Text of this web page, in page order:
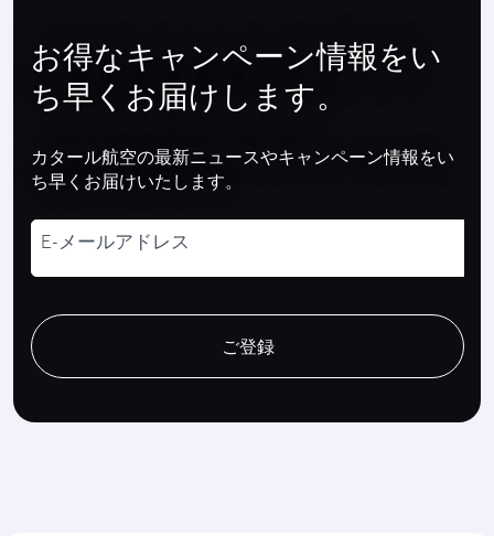
お得なキャンペーン情報をい
ち早くお届けします。
カタール航空の最新ニュースやキャンペーン情報をい
ち早くお届けいたします。
E-メールアドレス
ご登録